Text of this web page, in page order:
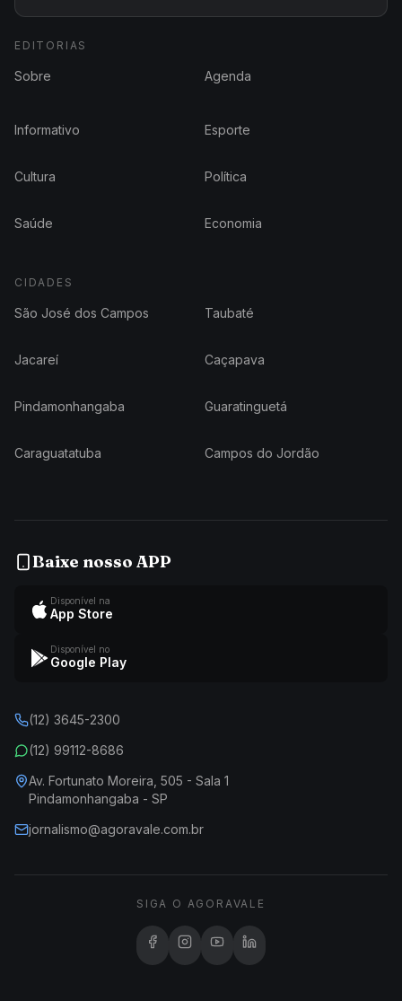
EDITORIAS
Sobre Agenda
Informativo Esporte
Cultura Política
Saúde Economia
CIDADES
São José dos Campos Taubaté
Jacareí Caçapava
Pindamonhangaba Guaratinguetá
Caraguatatuba Campos do Jordão
Baixe nosso APP
Disponível na
App Store
Disponível no
Google Play
(12) 3645-2300
(12) 99112-8686
Av. Fortunato Moreira, 505 - Sala 1
Pindamonhangaba - SP
jornalismo@agoravale.com.br
SIGA O AGORAVALE